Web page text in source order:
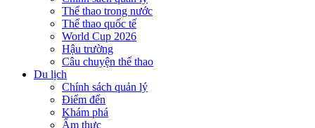
Thể thao trong nước
Thể thao quốc tế
World Cup 2026
Hậu trường
Câu chuyện thể thao
Du lịch
Chính sách quản lý
Điểm đến
Khám phá
Ẩm thực